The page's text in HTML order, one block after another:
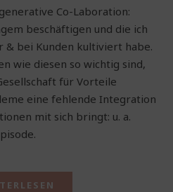
beschäftigen und die ich
bei Kunden kultiviert habe.
wie diesen so wichtig sind,
für Vorteile
eine fehlende Integration
mit sich bringt: u. a.